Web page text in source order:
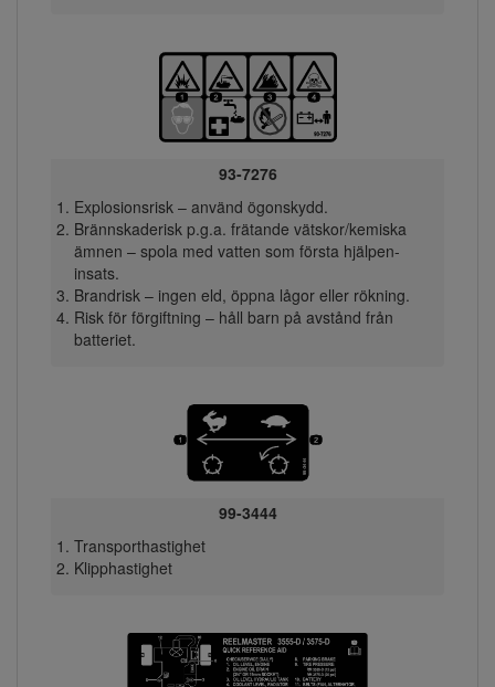
93-7276
Explosionsrisk – använd ögonskydd.
Brännskaderisk p.g.a. frätande vätskor/kemiska
ämnen – spola med vatten som första hjälpen-
insats.
Brandrisk – ingen eld, öppna lågor eller rökning.
Risk för förgiftning – håll barn på avstånd från
batteriet.
99-3444
Transporthastighet
Klipphastighet